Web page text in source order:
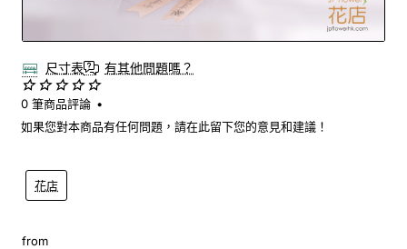
Out Of Stock
尺寸表 有其他問題嗎？
花店
0 筆商品評論 •
如果您對本商品有任何問題，請在此留下您的意見和建議！
from